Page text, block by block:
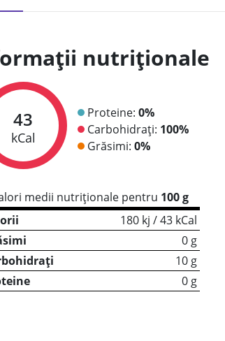
nutriționale
43
kCal
Proteine: 0%
Carbohidrați: 100%
Grăsimi: 0%
medii nutriționale pentru 100 g
180 kj / 43 kCal
0 g
10 g
0 g